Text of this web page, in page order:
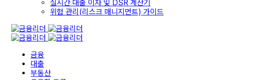
실시간 대출 이자 및 DSR 계산기
위험 관리(리스크 매니지먼트) 가이드
금융
대출
부동산